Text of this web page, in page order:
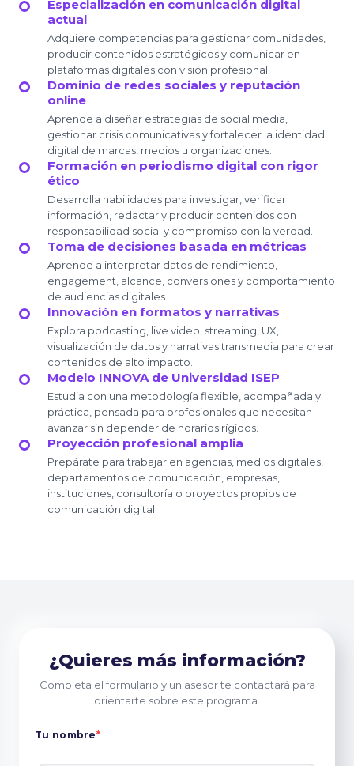
Especialización en comunicación digital
actual
Adquiere competencias para gestionar comunidades,
producir contenidos estratégicos y comunicar en
plataformas digitales con visión profesional.
Dominio de redes sociales y reputación
online
Aprende a diseñar estrategias de social media,
gestionar crisis comunicativas y fortalecer la identidad
digital de marcas, medios u organizaciones.
Formación en periodismo digital con rigor
ético
Desarrolla habilidades para investigar, verificar
información, redactar y producir contenidos con
responsabilidad social y compromiso con la verdad.
Toma de decisiones basada en métricas
Aprende a interpretar datos de rendimiento,
engagement, alcance, conversiones y comportamiento
de audiencias digitales.
Innovación en formatos y narrativas
Explora podcasting, live video, streaming, UX,
visualización de datos y narrativas transmedia para crear
contenidos de alto impacto.
Modelo INNOVA de Universidad ISEP
Estudia con una metodología flexible, acompañada y
práctica, pensada para profesionales que necesitan
avanzar sin depender de horarios rígidos.
Proyección profesional amplia
Prepárate para trabajar en agencias, medios digitales,
departamentos de comunicación, empresas,
instituciones, consultoría o proyectos propios de
comunicación digital.
¿Quieres más información?
Completa el formulario y un asesor te contactará para
orientarte sobre este programa.
Tu nombre*